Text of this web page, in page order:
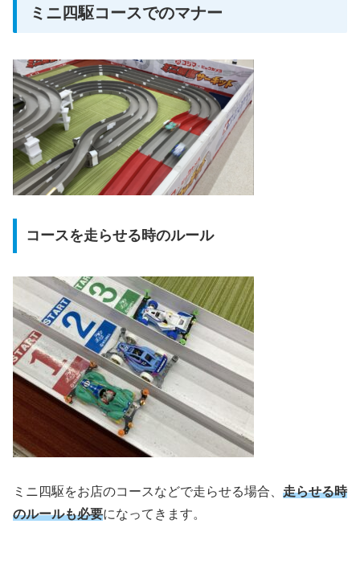
ミニ四駆コースでのマナー
コースを走らせる時のルール
ミニ四駆をお店のコースなどで走らせる場合、 走らせる時
のルールも必要になってきます。